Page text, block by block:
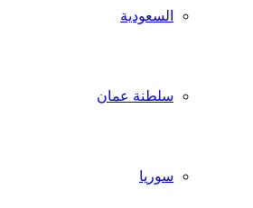
السعودية
سلطنة عمان
سوريا